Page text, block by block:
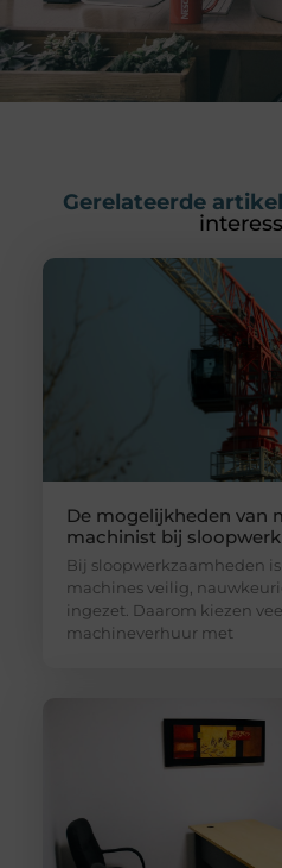
Gerelateerde
De mogelijkheden van
machinist bij sloopwerk
Bij sloopwerkzaamheden
machines veilig,
ingezet. Daarom kiezen
machineverhuur met